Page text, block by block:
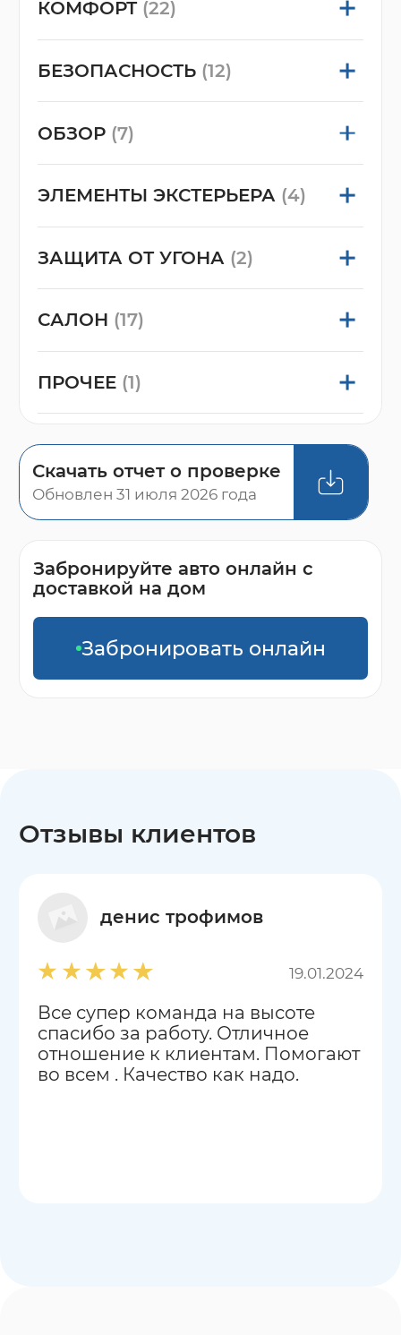
КОМФОРТ (22)
БЕЗОПАСНОСТЬ (12)
ОБЗОР (7)
ЭЛЕМЕНТЫ ЭКСТЕРЬЕРА (4)
ЗАЩИТА ОТ УГОНА (2)
САЛОН (17)
ПРОЧЕЕ (1)
Скачать отчет о проверке
Обновлен 31 июля 2026 года
Забронируйте авто онлайн с
доставкой на дом
Забронировать онлайн
Отзывы клиентов
денис трофимов
19.01.2024
Все супер команда на высоте
спасибо за работу. Отличное
отношение к клиентам. Помогают
во всем . Качество как надо.